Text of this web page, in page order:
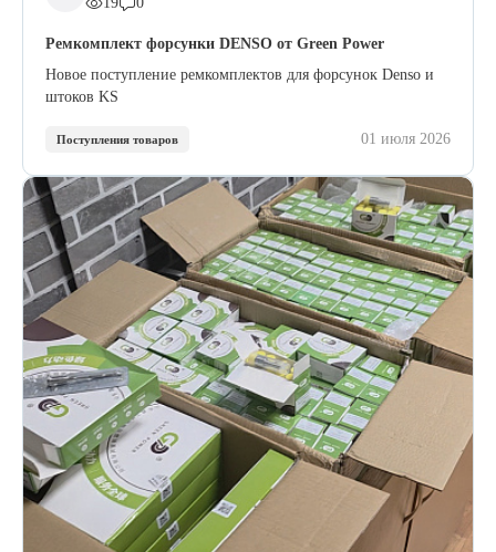
Ремкомплект форсунки DENSO от Green Power
Новое поступление ремкомплектов для форсунок Denso и
штоков KS
Поступления товаров 01 июля 2026